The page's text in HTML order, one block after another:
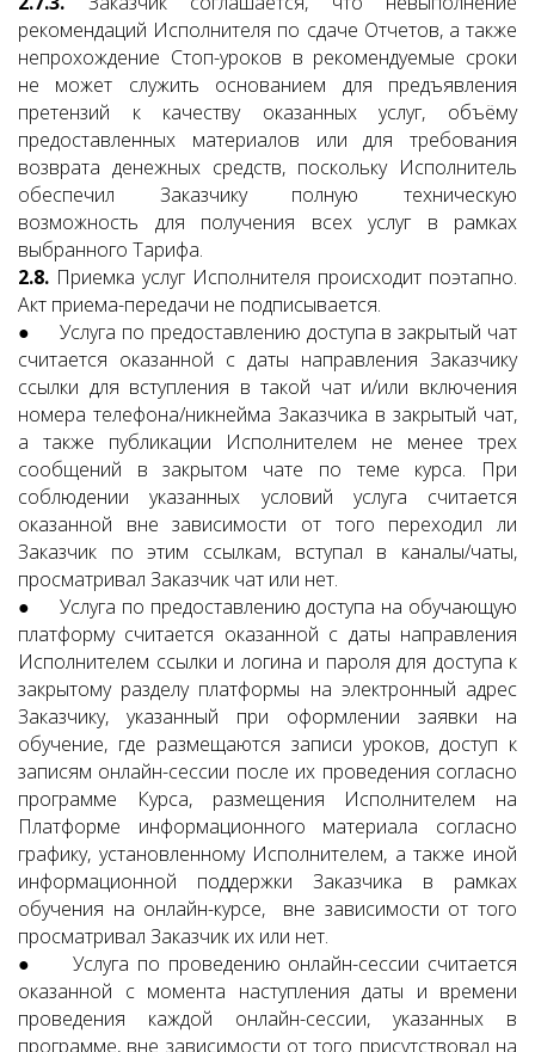
рекомендаций Исполнителя по сдаче Отчетов, а также
непрохождение Стоп-уроков в рекомендуемые сроки
не может служить основанием для предъявления
претензий к качеству оказанных услуг, объёму
предоставленных материалов или для требования
возврата денежных средств, поскольку Исполнитель
обеспечил Заказчику полную техническую
возможность для получения всех услуг в рамках
выбранного Тарифа.
2.8. Приемка услуг Исполнителя происходит поэтапно.
Акт приема-передачи не подписывается.
● Услуга по предоставлению доступа в закрытый чат
считается оказанной с даты направления Заказчику
ссылки для вступления в такой чат и/или включения
номера телефона/никнейма Заказчика в закрытый чат,
а также публикации Исполнителем не менее трех
сообщений в закрытом чате по теме курса. При
соблюдении указанных условий услуга считается
оказанной вне зависимости от того переходил ли
Заказчик по этим ссылкам, вступал в каналы/чаты,
просматривал Заказчик чат или нет.
● Услуга по предоставлению доступа на обучающую
платформу считается оказанной с даты направления
Исполнителем ссылки и логина и пароля для доступа к
закрытому разделу платформы на электронный адрес
Заказчику, указанный при оформлении заявки на
обучение, где размещаются записи уроков, доступ к
записям онлайн-сессии после их проведения согласно
программе Курса, размещения Исполнителем на
Платформе информационного материала согласно
графику, установленному Исполнителем, а также иной
информационной поддержки Заказчика в рамках
обучения на онлайн-курсе, вне зависимости от того
просматривал Заказчик их или нет.
● Услуга по проведению онлайн-сессии считается
оказанной с момента наступления даты и времени
проведения каждой онлайн-сессии, указанных в
программе, вне зависимости от того присутствовал на